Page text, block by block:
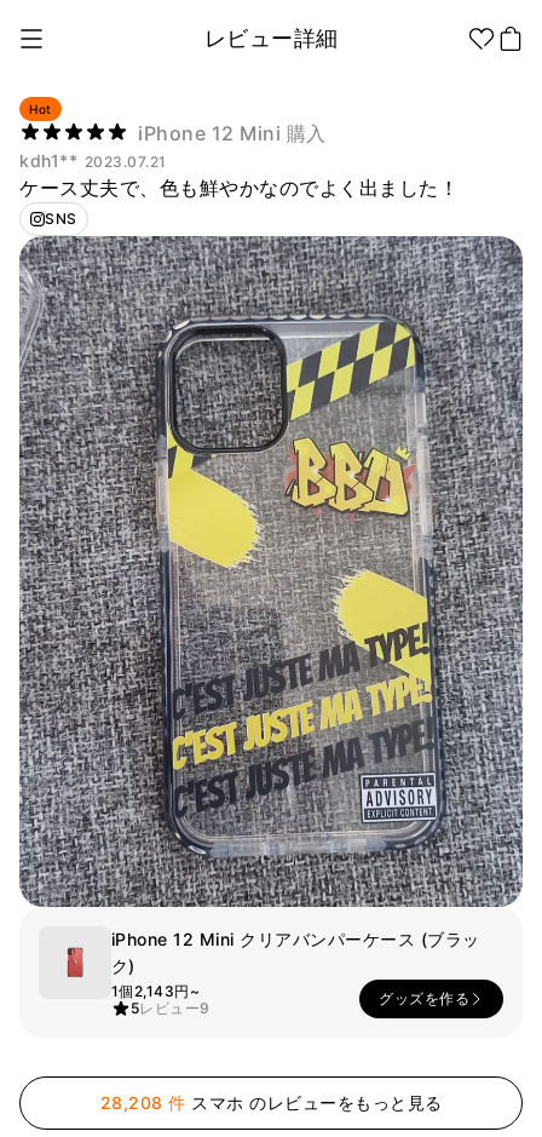
Hot
iPhone 12 Mini 購入
kdh1** 2023.07.21
ケース丈夫で、色も鮮やかなのでよく出ました！
SNS
iPhone 12 Mini クリアバンパーケース (ブラッ
ク)
1個2,143円~
5レビュー9
グッズを作る
28,208 件 スマホ のレビューをもっと見る
レビュー詳細
1個から制作
ノベルティ
ノウハウ
アパレル
ファッション小物
ファングッズ
ステッカー
紙製品
文具/オフィス
スマホ
リビング
ファブリック
スポーツ
キッズ
ペット
フレーム
ログイン
ー
サービス紹介
アパレル カテゴリー
全商品 Tシャツ シャツ
スウェッ
トシャツ
フードパ
ーカー
ジップア
ップ
アウター パンツ
法被/ロー
ブ
カラー
袖タイプ
長袖
人気ブランド
AAA
Printstar